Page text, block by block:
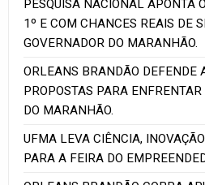
PESQUISA NACIONAL APONTA
1º E COM CHANCES REAIS DE
GOVERNADOR DO MARANHÃO.
ORLEANS BRANDÃO DEFENDE
PROPOSTAS PARA
DO MARANHÃO.
UFMA LEVA CIÊNCIA,
PARA A FEIRA DO